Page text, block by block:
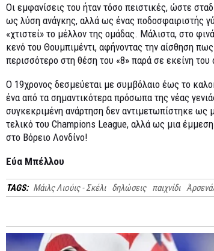
Οι εμφανίσεις του ήταν τόσο πειστικές, ώστε
ως λύση ανάγκης, αλλά ως ένας ποδοσφαιριστής
«χτιστεί» το μέλλον της ομάδας. Μάλιστα, στο
κενό του Θουμπιμέντι, αφήνοντας την αίσθηση
περισσότερο στη θέση του «8» παρά σε εκείνη του
Ο 19χρονος δεσμεύεται με συμβόλαιο έως το
ένα από τα σημαντικότερα πρόσωπα της νέας
συγκεκριμένη ανάρτηση δεν αντιμετωπίστηκε ως
τελικό του Champions League, αλλά ως μια
στο Βόρειο Λονδίνο!
Εύα Μπέλλου
TAGS: Μάιλς Λιούις - Σκέλι δηλώσεις παιχνίδι